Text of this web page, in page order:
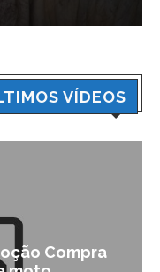
VÍDEOS
Compra